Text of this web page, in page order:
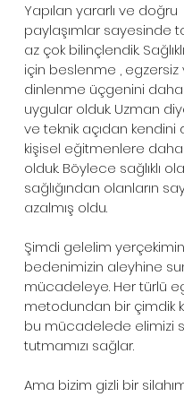
Yapılan yararlı ve doğru
paylaşımlar sayesinde
az çok bilinçlendik.
için beslenme , egzersiz
dinlenme üçgenini
uygular olduk. Uzman
ve teknik açıdan kendini
kişisel eğitmenlere daha
olduk. Böylece sağlıklı
sağlığından olanların
azalmış oldu.
Şimdi gelelim
bedenimizin aleyhine
mücadeleye. Her türlü
metodundan bir çimdik
bu mücadelede elimizi
tutmamızı sağlar.
Ama bizim gizli bir